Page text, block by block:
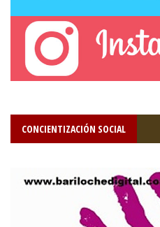
CONCIENTIZACIÓN SOCIAL